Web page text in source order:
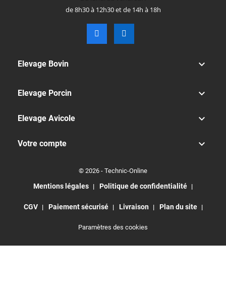
de 8h30 à 12h30 et de 14h à 18h
Elevage Bovin 
Elevage Porcin 
Elevage Avicole 
Votre compte 
© 2026 - Technic-Online
Mentions légales Politique de confidentialité
CGV Paiement sécurisé Livraison Plan du site
Paramètres des cookies